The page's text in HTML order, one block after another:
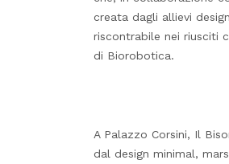
creata dagli allievi
riscontrabile nei riusciti
di Biorobotica.
A Palazzo Corsini, Il
dal design minimal,